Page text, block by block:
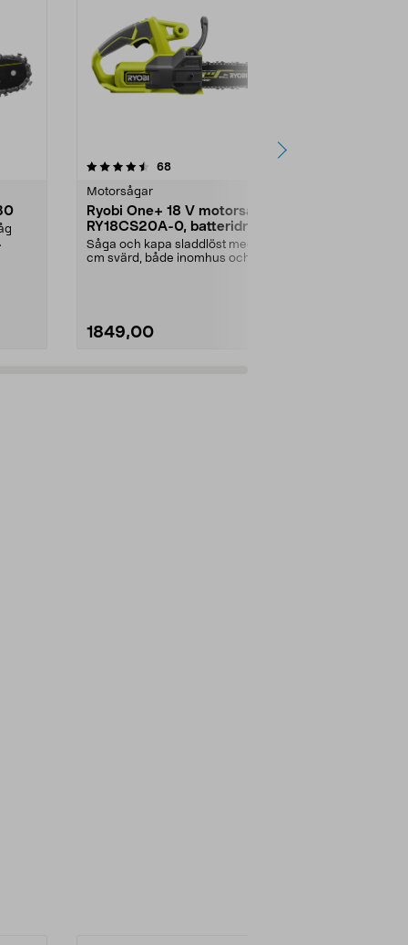
68recensioner
Motorsågar
Ryobi One+ 18 V motorsåg
RY18CS20A-0, batteridriven
Såga och kapa sladdlöst med 20
cm svärd, både inomhus och
1849,00
4.5 av 5 stjärnor